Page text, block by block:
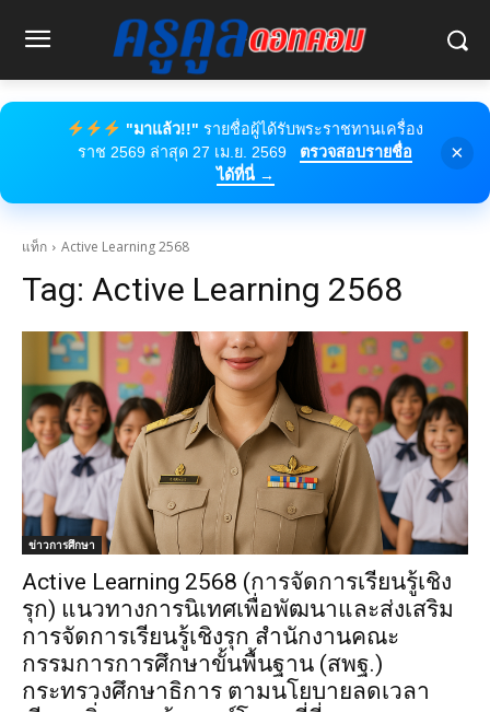
"มาแล้ว!!" รายชื่อผู้ได้รับพระราชทานเครื่อง
ราช 2569 ล่าสุด 27 เม.ย. 2569
ตรวจสอบรายชื่อ
ได้ที่นี่ →
×
แท็ก Active Learning 2568
Tag: Active Learning 2568
ข่าวการศึกษา
Active Learning 2568 (การจัดการเรียนรู้เชิง
รุก) แนวทางการนิเทศเพื่อพัฒนาและส่งเสริม
การจัดการเรียนรู้เชิงรุก สํานักงานคณะ
กรรมการการศึกษาขั้นพื้นฐาน (สพฐ.)
กระทรวงศึกษาธิการ ตามนโยบายลดเวลา